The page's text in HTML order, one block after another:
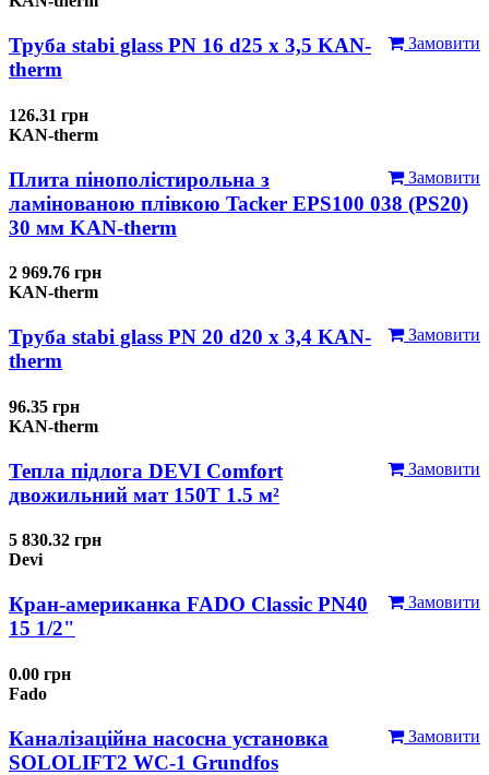
Замовити
Труба stabi glass PN 16 d25 х 3,5 KAN-
therm
126.31 грн
KAN-therm
Замовити
Плита пінополістирольна з
ламінованою плівкою Tacker EPS100 038 (PS20)
30 мм KAN-therm
2 969.76 грн
KAN-therm
Замовити
Труба stabi glass PN 20 d20 х 3,4 KAN-
therm
96.35 грн
KAN-therm
Замовити
Тепла підлога DEVI Comfort
двожильний мат 150T 1.5 м²
5 830.32 грн
Devi
Замовити
Кран-американка FADO Classic PN40
15 1/2"
0.00 грн
Fado
Замовити
Каналізаційна насосна установка
SOLOLIFT2 WC-1 Grundfos